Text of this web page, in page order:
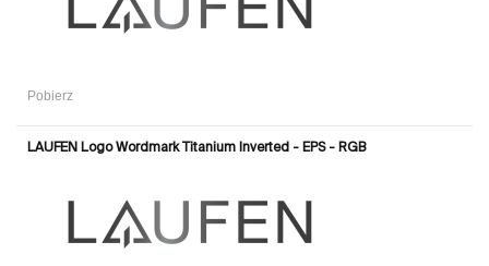
Pobierz
LAUFEN Logo Wordmark Titanium Inverted - EPS - RGB